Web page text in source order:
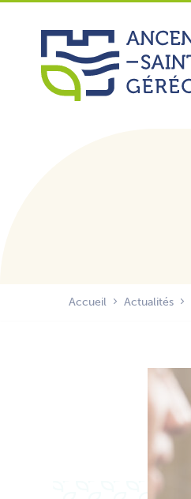
Aller
contenu
Accueil Actualités
Panneau de gestion des cookies